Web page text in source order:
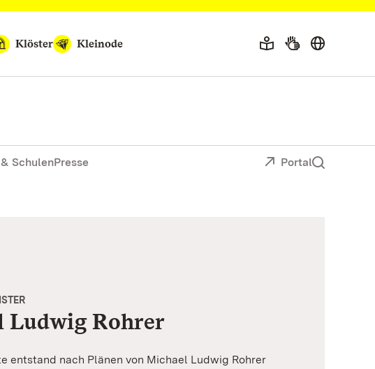
Klöster Kleinode
SchulenPresse Portal
Ludwig Rohrer
entstand nach Plänen von Michael Ludwig Rohrer